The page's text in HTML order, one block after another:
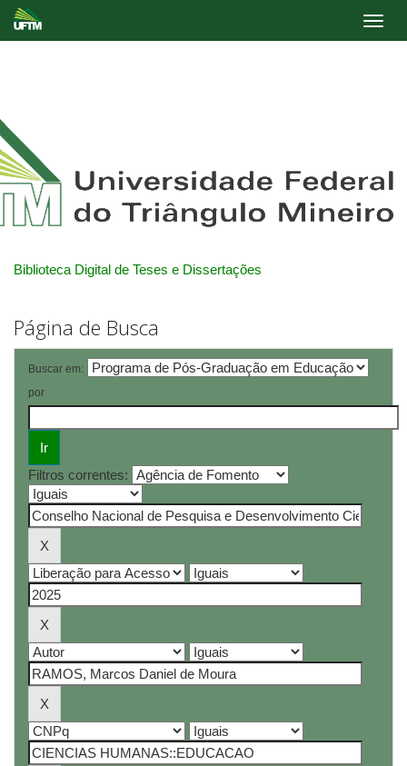
Biblioteca Digital de Teses e Dissertações
Página de Busca
Buscar em:
por
Filtros correntes: